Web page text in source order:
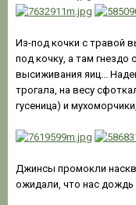
Из-под кочки с травой
под кочку, а там гнездо
высиживания яиц...
трогала, на весу
гусеница) и
Джинсы промокли
ожидали, что нас дождь